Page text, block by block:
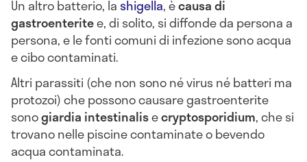
Un altro batterio, la shigella, ècausa di
gastroenteritee, di solito, si diffonde da persona a
persona, e le fonti comuni di infezione sono acqua
e cibo contaminati.
Altri parassiti (che non sono né virus né batteri ma
protozoi) che possono causare gastroenterite
sonogiardia intestinalisecryptosporidium, che si
trovano nelle piscine contaminate o bevendo
acqua contaminata.